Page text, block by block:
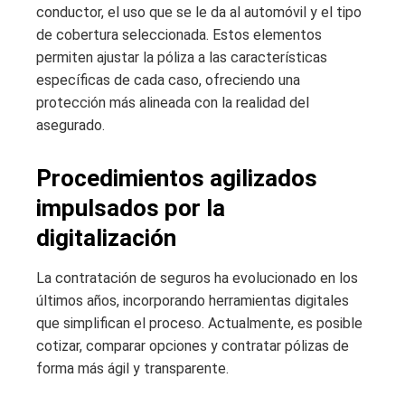
conductor, el uso que se le da al automóvil y el tipo
de cobertura seleccionada. Estos elementos
permiten ajustar la póliza a las características
específicas de cada caso, ofreciendo una
protección más alineada con la realidad del
asegurado.
Procedimientos agilizados
impulsados por la
digitalización
La contratación de seguros ha evolucionado en los
últimos años, incorporando herramientas digitales
que simplifican el proceso. Actualmente, es posible
cotizar, comparar opciones y contratar pólizas de
forma más ágil y transparente.